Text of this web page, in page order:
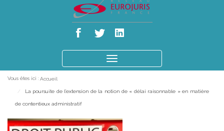
le
Vous êtes ici : Accueil
La poursuite de l’extension de la notion de « délai raisonnable » en matière
de contentieux administratif